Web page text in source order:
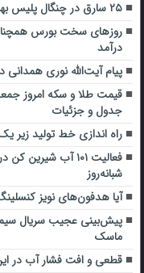
۲۵ سارق در چنگال پلیس بهارستان
روزهای سخت بورس همچنان
درآمد
پیام آیت‌الله نوری همدانی
جدول و جزئیات
راه اندازی خط تولید زیر
شبانه‌روز
آیا هدفون‌های نویز
پیش‌بینی عجیب سریال
ماسک
قطعی و افت فشار آب در این